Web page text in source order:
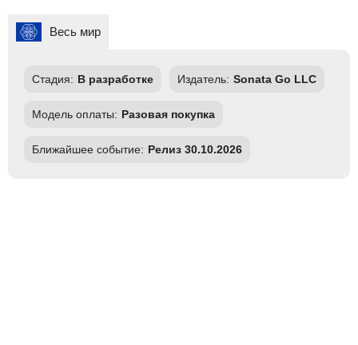
Весь мир
Стадия: В разработке Издатель: Sonata Go LLC
Модель оплаты: Разовая покупка
Ближайшее событие: Релиз 30.10.2026